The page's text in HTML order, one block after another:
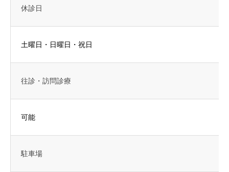
休診日
土曜日・日曜日・祝日
往診・訪問診療
可能
駐車場